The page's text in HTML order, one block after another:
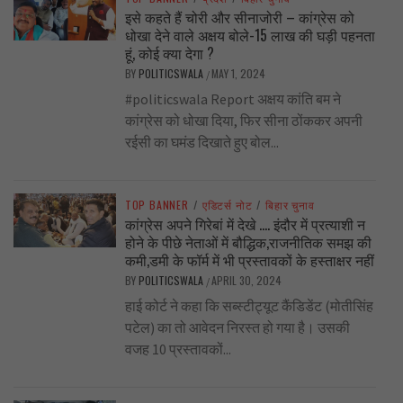
इसे कहते हैं चोरी और सीनाजोरी – कांग्रेस को
धोखा देने वाले अक्षय बोले-15 लाख की घड़ी पहनता
हूं, कोई क्या देगा ?
BY POLITICSWALA / MAY 1, 2024
#politicswala Report अक्षय कांति बम ने
कांग्रेस को धोखा दिया, फिर सीना ठोंककर अपनी
रईसी का घमंड दिखाते हुए बोल...
TOP BANNER / एडिटर्स नोट / बिहार चुनाव
कांग्रेस अपने गिरेबां में देखे …. इंदौर में प्रत्याशी न
होने के पीछे नेताओं में बौद्धिक,राजनीतिक समझ की
कमी,डमी के फॉर्म में भी प्रस्तावकों के हस्ताक्षर नहीं
BY POLITICSWALA /APRIL 30, 2024
हाई कोर्ट ने कहा कि सब्स्टीट्यूट कैंडिडेंट (मोतीसिंह
पटेल) का तो आवेदन निरस्त हो गया है। उसकी
वजह 10 प्रस्तावकों...